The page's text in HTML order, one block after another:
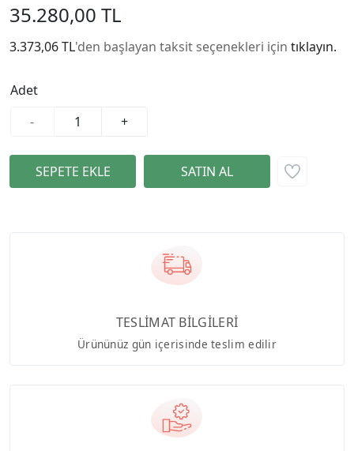
35.280,00 TL
3.373,06 TL'den başlayan taksit seçenekleri için tıklayın.
Adet
-
+
TESLİMAT BİLGİLERİ
Ürününüz gün içerisinde teslim edilir